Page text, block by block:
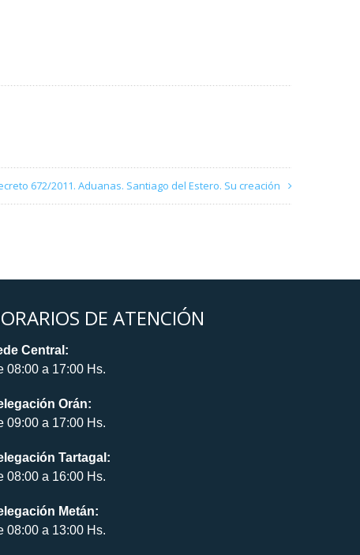
672/2011. Aduanas. Santiago del Estero. Su creación
DE ATENCIÓN
Central:
08:00 a 17:00 Hs.
Orán:
09:00 a 17:00 Hs.
Tartagal:
08:00 a 16:00 Hs.
Metán:
08:00 a 13:00 Hs.